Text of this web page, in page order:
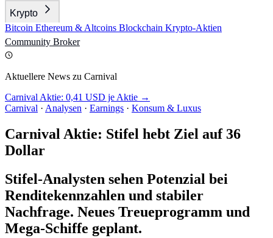
Krypto
Bitcoin Ethereum & Altcoins Blockchain Krypto-Aktien
Community Broker
Aktuellere News zu Carnival
Carnival Aktie: 0,41 USD je Aktie →
Carnival · Analysen · Earnings · Konsum & Luxus
Carnival Aktie: Stifel hebt Ziel auf 36
Dollar
Stifel-Analysten sehen Potenzial bei
Renditekennzahlen und stabiler
Nachfrage. Neues Treueprogramm und
Mega-Schiffe geplant.